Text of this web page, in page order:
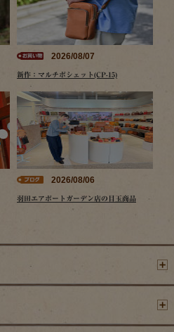
2026/08/07
新作：マルチポシェット(CP-15)
2026/08/06
羽田エアポートガーデン店の目玉商品